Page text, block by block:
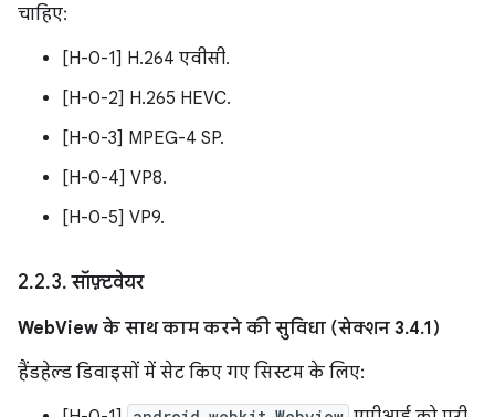
चाहिए:
[H-0-1] H.264 एवीसी.
[H-0-2] H.265 HEVC.
[H-0-3] MPEG-4 SP.
[H-0-4] VP8.
[H-0-5] VP9.
2.2.3.सॉफ़्टवेयर
WebView के साथ काम करने की सुविधा (सेक्शन 3.4.1)
हैंडहेल्ड डिवाइसों में सेट किए गए सिस्टम के लिए: